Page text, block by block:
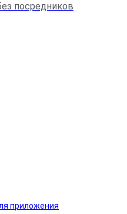
посредников
приложения